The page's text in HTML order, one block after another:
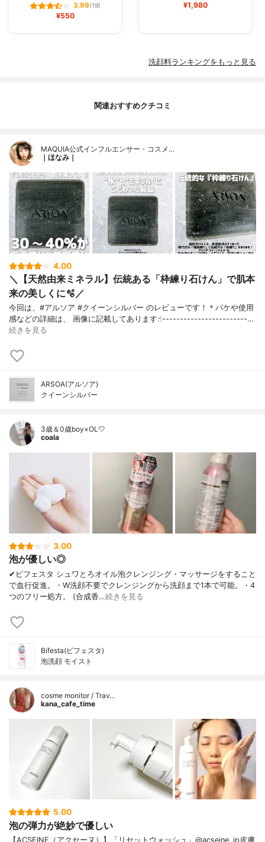
3.99(19)
¥550
¥1,980
洗顔料ランキングをもっと見る
関連おすすめクチコミ
MAQUIA公式インフルエンサー・コスメ…
｜ほなみ｜
4.00
＼【天然由来ミネラル】伝統ある「枠練り石けん」で肌本
来の美しくに🫧／
今回は、#アルソア #クイーンシルバー のレビューです！＊パケや使用
感などの詳細は、 画像に記載してあります☝︎------------------------…
続きを見る
ARSOA(アルソア)
クイーンシルバー
3歳＆0歳boy×OL🤍
coala
3.00
泡が優しい◎
✔︎ビフェスタ シュワとろオイル泡クレンジング・マッサージをすること
で血行促進。・W洗顔不要でクレンジングから洗顔まで1本で可能。・4
つのフリー処方。 (合成香…続きを見る
Bifesta(ビフェスタ)
泡洗顔 モイスト
cosme monitor / Trav…
kana_cafe_time
5.00
泡の弾力が絶妙で優しい
【ACSEINE（アクセーヌ）】「リセットウォッシュ」@acseine_jp皮膚